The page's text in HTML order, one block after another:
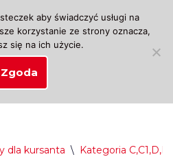
dla kursanta \ Kategoria C,C1,D,D1
aby świadczyć usługi na
korzystanie ze strony oznacza,
się na ich użycie.
Zgoda